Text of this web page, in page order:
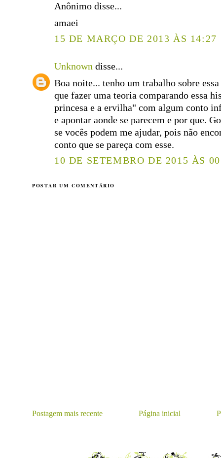
Anônimo disse...
amaei
15 DE MARÇO DE 2013 ÀS 14:27
Unknown disse...
Boa noite... tenho um trabalho sobre
que fazer uma teoria comparando essa
princesa e a ervilha" com algum conto
e apontar aonde se parecem e por que.
se vocês podem me ajudar, pois não
conto que se pareça com esse.
10 DE SETEMBRO DE 2015 ÀS
POSTAR UM COMENTÁRIO
Postagem mais recente Página inicial